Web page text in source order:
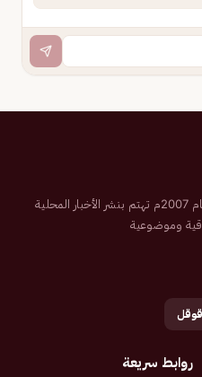
صحيفة إلكترونية سعودية تم تأسيسها عام 2007م تهتم بنشر الأخبار المحلية
وموضوعية
روابط سريعة